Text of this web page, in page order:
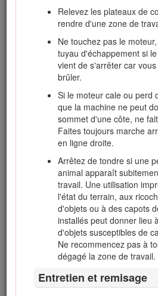
Relevez les plateaux de
rendre d'une zone de
Ne touchez pas le
tuyau d'échappement si
vient de s'arrêter car
brûler.
Si le moteur cale ou perd
que la machine ne peut
sommet d'une côte, ne
Faites toujours marche
en ligne droite.
Arrêtez de tondre si une
animal apparaît
travail. Une utilisation
l'état du terrain, aux
d'objets ou à des capots
installés peut donner lieu
d'objets susceptibles de
Ne recommencez pas à
dégagé la zone de travail.
Entretien et remisage
des vêtements de
outils isolés.
Transport
Procédez avec prudence
machine sur une
ainsi que pour la
Utilisez des rampes
charger la machine sur
véhicule.
Arrimez solidement la
sangles, chaînes, câbles
sangles avant et arrière
vers le bas et l'extérieur
Renseignements
des tondeuses